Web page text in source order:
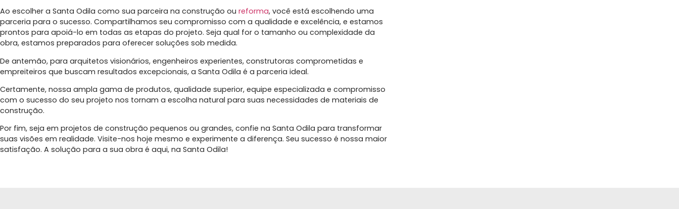
Ao escolher a Santa Odila como sua parceira na construção ou reforma, você está escolhendo uma
parceria para o sucesso. Compartilhamos seu compromisso com a qualidade e excelência, e estamos
prontos para apoiá-lo em todas as etapas do projeto. Seja qual for o tamanho ou complexidade da
obra, estamos preparados para oferecer soluções sob medida.
De antemão, para arquitetos visionários, engenheiros experientes, construtoras comprometidas e
empreiteiros que buscam resultados excepcionais, a Santa Odila é a parceria ideal.
Certamente, nossa ampla gama de produtos, qualidade superior, equipe especializada e compromisso
com o sucesso do seu projeto nos tornam a escolha natural para suas necessidades de materiais de
construção.
Por fim, seja em projetos de construção pequenos ou grandes, confie na Santa Odila para transformar
suas visões em realidade. Visite-nos hoje mesmo e experimente a diferença. Seu sucesso é nossa maior
satisfação. A solução para a sua obra é aqui, na Santa Odila!